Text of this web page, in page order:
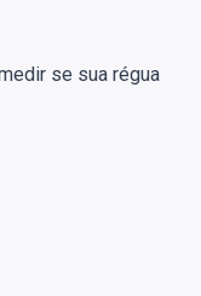
se sua régua